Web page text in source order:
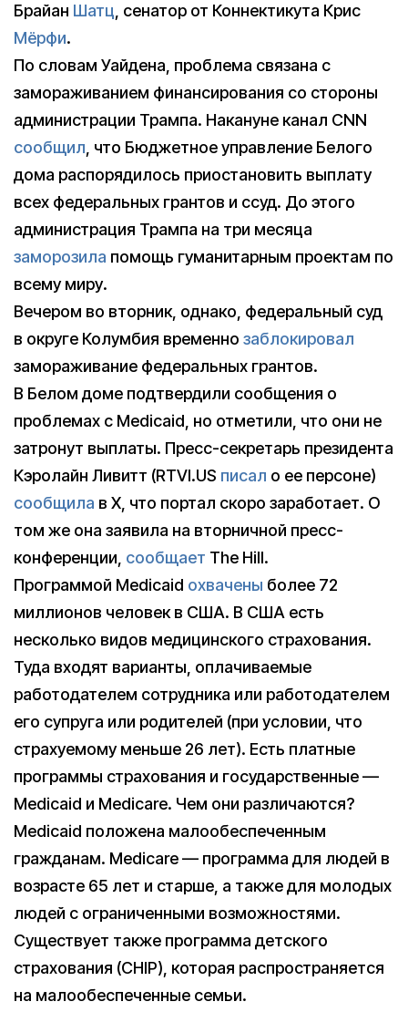
Брайан Шатц, сенатор от Коннектикута Крис
Мёрфи.
По словам Уайдена, проблема связана с
замораживанием финансирования со стороны
администрации Трампа. Накануне канал CNN
сообщил, что Бюджетное управление Белого
дома распорядилось приостановить выплату
всех федеральных грантов и ссуд. До этого
администрация Трампа на три месяца
заморозила помощь гуманитарным проектам по
всему миру.
Вечером во вторник, однако, федеральный суд
в округе Колумбия временно заблокировал
замораживание федеральных грантов.
В Белом доме подтвердили сообщения о
проблемах с Medicaid, но отметили, что они не
затронут выплаты. Пресс-секретарь президента
Кэролайн Ливитт (RTVI.US писал о ее персоне)
сообщила в X, что портал скоро заработает. О
том же она заявила на вторничной пресс-
конференции, сообщает The Hill.
Программой Medicaid охвачены более 72
миллионов человек в США. В США есть
несколько видов медицинского страхования.
Туда входят варианты, оплачиваемые
работодателем сотрудника или работодателем
его супруга или родителей (при условии, что
страхуемому меньше 26 лет). Есть платные
программы страхования и государственные —
Medicaid и Medicare. Чем они различаются?
Medicaid положена малообеспеченным
гражданам. Medicare — программа для людей в
возрасте 65 лет и старше, а также для молодых
людей с ограниченными возможностями.
Существует также программа детского
страхования (CHIP), которая распространяется
на малообеспеченные семьи.